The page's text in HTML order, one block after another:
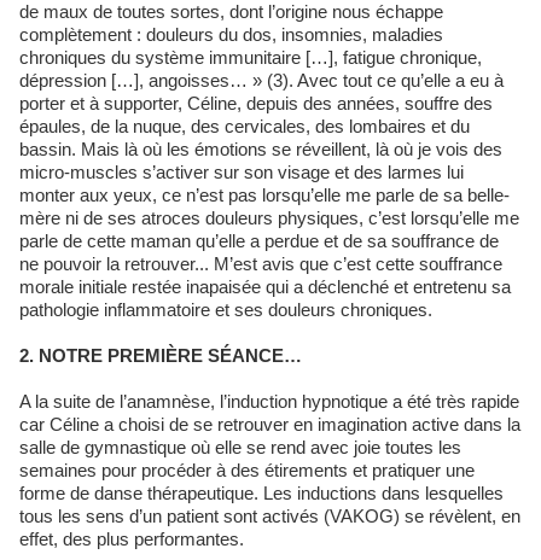
de maux de toutes sortes, dont l’origine nous échappe
complètement : douleurs du dos, insomnies, maladies
chroniques du système immunitaire […], fatigue chronique,
dépression […], angoisses… » (3). Avec tout ce qu’elle a eu à
porter et à supporter, Céline, depuis des années, souffre des
épaules, de la nuque, des cervicales, des lombaires et du
bassin. Mais là où les émotions se réveillent, là où je vois des
micro-muscles s’activer sur son visage et des larmes lui
monter aux yeux, ce n’est pas lorsqu’elle me parle de sa belle-
mère ni de ses atroces douleurs physiques, c’est lorsqu’elle me
parle de cette maman qu’elle a perdue et de sa souffrance de
ne pouvoir la retrouver... M’est avis que c’est cette souffrance
morale initiale restée inapaisée qui a déclenché et entretenu sa
pathologie inflammatoire et ses douleurs chroniques.
2. NOTRE PREMIÈRE SÉANCE…
A la suite de l’anamnèse, l’induction hypnotique a été très rapide
car Céline a choisi de se retrouver en imagination active dans la
salle de gymnastique où elle se rend avec joie toutes les
semaines pour procéder à des étirements et pratiquer une
forme de danse thérapeutique. Les inductions dans lesquelles
tous les sens d’un patient sont activés (VAKOG) se révèlent, en
effet, des plus performantes.